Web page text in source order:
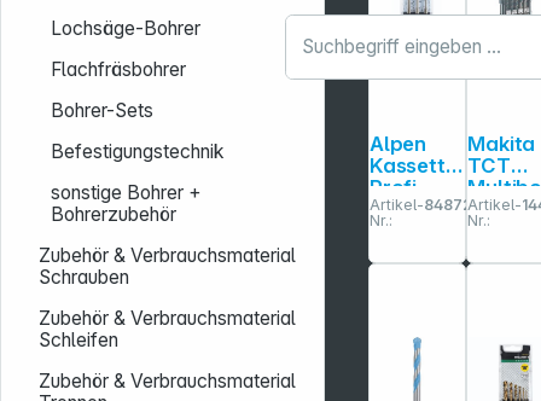
Lochsäge-Bohrer
Flachfräsbohrer
Bohrer-Sets
Befestigungstechnik
sonstige Bohrer +
Bohrerzubehör
Zubehör & Verbrauchsmaterial
Schrauben
Zubehör & Verbrauchsmaterial
Schleifen
Zubehör & Verbrauchsmaterial
Alpen
Kassette
Profi
Glas ATM
3-289
Artikel-
Nr.:
848724
Makita
TCT
er Set 1/4
5tlg
Artikel-
Nr.: